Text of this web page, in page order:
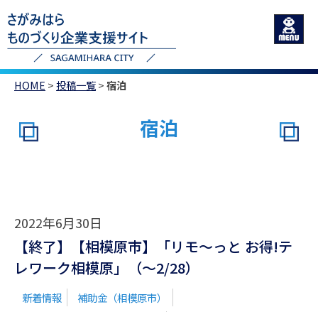
HOME >投稿一覧>宿泊
宿泊
2022年6月30日
【終了】【相模原市】「リモ～っと お得!テ
レワーク相模原」（～2/28）
新着情報
補助金（相模原市）